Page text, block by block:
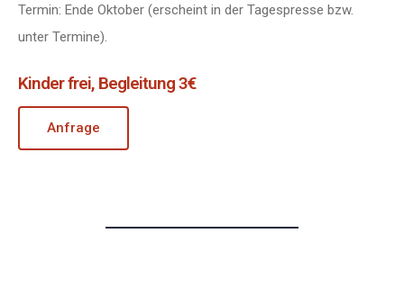
Termin: Ende Oktober (erscheint in der Tagespresse bzw.
unter Termine).
Kinder frei, Begleitung 3€
Anfrage